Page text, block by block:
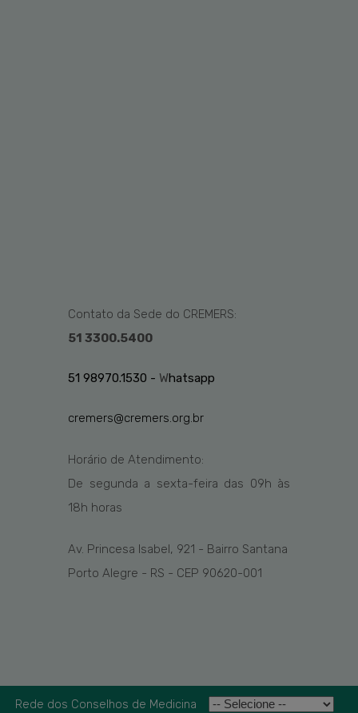
Contato da Sede do CREMERS:
51 3300.5400
51 98970.1530 - Whatsapp
cremers@cremers.org.br
Horário de Atendimento:
De segunda a sexta-feira das 09h às
18h horas
Av. Princesa Isabel, 921 - Bairro Santana
Porto Alegre - RS - CEP 90620-001
Rede dos Conselhos de Medicina